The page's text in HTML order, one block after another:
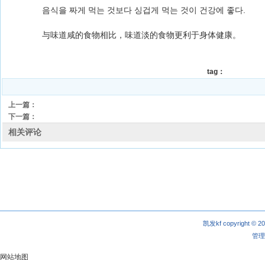
음식을 짜게 먹는 것보다 싱겁게 먹는 것이 건강에 좋다.
与味道咸的食物相比，味道淡的食物更利于身体健康。
tag：
上一篇：
下一篇：
相关评论
凯发kf copyright ©
管
网站地图